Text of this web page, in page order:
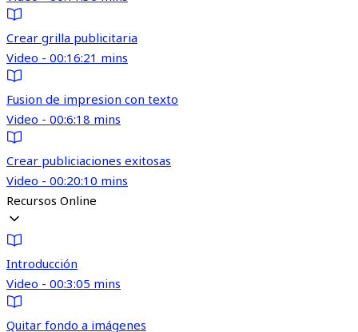
Crear grilla publicitaria
Video - 00:16:21 mins
Fusion de impresion con texto
Video - 00:6:18 mins
Crear publiciaciones exitosas
Video - 00:20:10 mins
Recursos Online
Introducción
Video - 00:3:05 mins
Quitar fondo a imágenes